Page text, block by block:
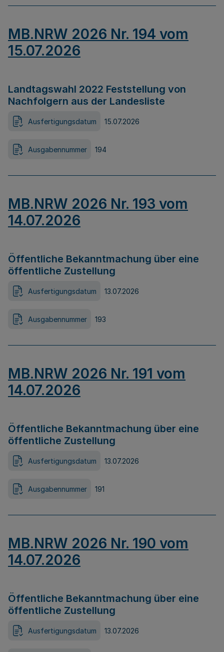
MB.NRW 2026 Nr. 194 vom
15.07.2026
Landtagswahl 2022 Feststellung von
Nachfolgern aus der Landesliste
Ausfertigungsdatum 15.07.2026
Ausgabennummer 194
MB.NRW 2026 Nr. 193 vom
14.07.2026
Öffentliche Bekanntmachung über eine
öffentliche Zustellung
Ausfertigungsdatum 13.07.2026
Ausgabennummer 193
MB.NRW 2026 Nr. 191 vom
14.07.2026
Öffentliche Bekanntmachung über eine
öffentliche Zustellung
Ausfertigungsdatum 13.07.2026
Ausgabennummer 191
MB.NRW 2026 Nr. 190 vom
14.07.2026
Öffentliche Bekanntmachung über eine
öffentliche Zustellung
Ausfertigungsdatum 13.07.2026